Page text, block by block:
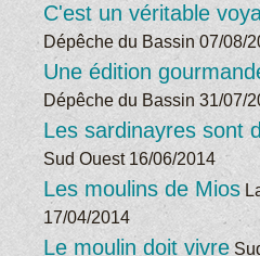
C'est un véritable
Dépêche du Bassin 07/08/
Une édition
Dépêche du Bassin 31/07/
Les sardinayres sont
Sud Ouest 16/06/2014
Les moulins de Mios
17/04/2014
Le moulin doit vivre